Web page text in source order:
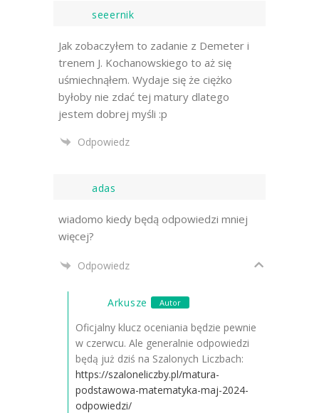
seeernik
Jak zobaczyłem to zadanie z Demeter i
trenem J. Kochanowskiego to aż się
uśmiechnąłem. Wydaje się że ciężko
byłoby nie zdać tej matury dlatego
jestem dobrej myśli :p
Odpowiedz
adas
wiadomo kiedy będą odpowiedzi mniej
więcej?
Odpowiedz
Arkusze Autor
Oficjalny klucz oceniania będzie pewnie
w czerwcu. Ale generalnie odpowiedzi
będą już dziś na Szalonych Liczbach:
https://szaloneliczby.pl/matura-
podstawowa-matematyka-maj-2024-
odpowiedzi/